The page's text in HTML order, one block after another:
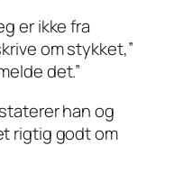
er ikke fra
om stykket,”
det.”
han og
rigtiggodtom